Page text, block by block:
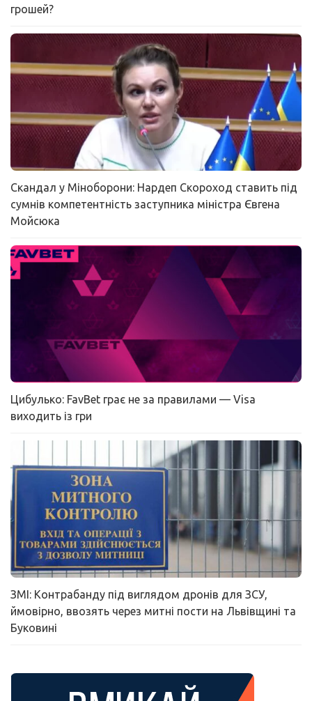
грошей?
Скандал у Міноборони: Нардеп Скороход ставить під
сумнів компетентність заступника міністра Євгена
Мойсюка
Цибулько: FavBet грає не за правилами — Visa
виходить із гри
ЗМІ: Контрабанду під виглядом дронів для ЗСУ,
ймовірно, ввозять через митні пости на Львівщині та
Буковині